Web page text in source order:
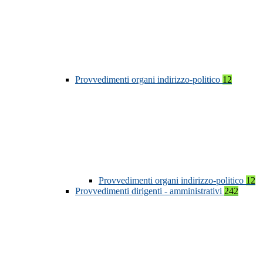
Provvedimenti organi indirizzo-politico 12
Provvedimenti organi indirizzo-politico 12
Provvedimenti dirigenti - amministrativi 242